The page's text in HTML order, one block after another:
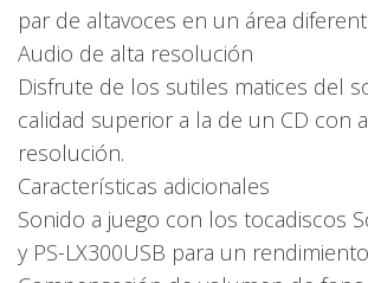
par de altavoces en un área
Audio de alta resolución
Disfrute de los sutiles matices del
calidad superior a la de un CD con
resolución.
Características adicionales
Sonido a juego con los tocadiscos
y PS-LX300USB para un